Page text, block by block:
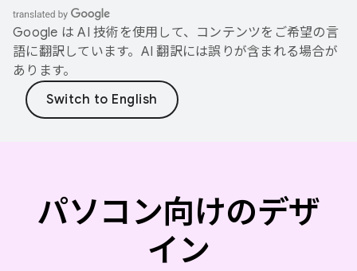
Google は AI 技術を使用して、コンテンツをご希望の言
語に翻訳しています。AI 翻訳には誤りが含まれる場合が
あります。
パソコン向けのデザ
イン